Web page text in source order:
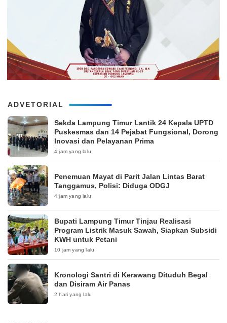
ADVETORIAL
‎Sekda Lampung Timur Lantik 24 Kepala UPTD
Puskesmas dan 14 Pejabat Fungsional, Dorong
Inovasi dan Pelayanan Prima
4 jam yang lalu
Penemuan Mayat di Parit Jalan Lintas Barat
Tanggamus, Polisi: Diduga ODGJ
4 jam yang lalu
Bupati Lampung Timur Tinjau Realisasi
Program Listrik Masuk Sawah, Siapkan Subsidi
KWH untuk Petani
10 jam yang lalu
Kronologi Santri di Kerawang Dituduh Begal
dan Disiram Air Panas
2 hari yang lalu